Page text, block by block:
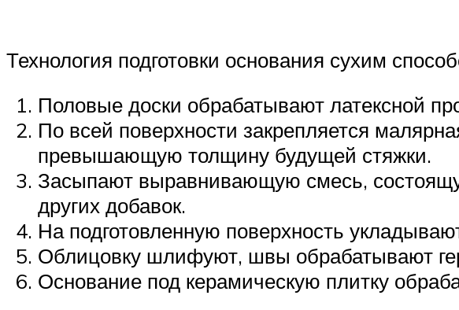
Технология подготовки основания сухим
Половые доски обрабатывают латексной
По всей поверхности закрепляется
превышающую толщину будущей стяжки.
Засыпают выравнивающую смесь,
других добавок.
На подготовленную поверхность
Облицовку шлифуют, швы обрабатывают
Основание под керамическую плитку